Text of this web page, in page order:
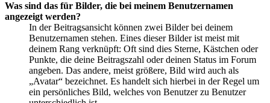
Was sind das für Bilder, die bei meinem Benutzernamen
angezeigt werden?
In der Beitragsansicht können zwei Bilder bei deinem
Benutzernamen stehen. Eines dieser Bilder ist meist mit
deinem Rang verknüpft: Oft sind dies Sterne, Kästchen oder
Punkte, die deine Beitragszahl oder deinen Status im Forum
angeben. Das andere, meist größere, Bild wird auch als
„Avatar“ bezeichnet. Es handelt sich hierbei in der Regel um
ein persönliches Bild, welches von Benutzer zu Benutzer